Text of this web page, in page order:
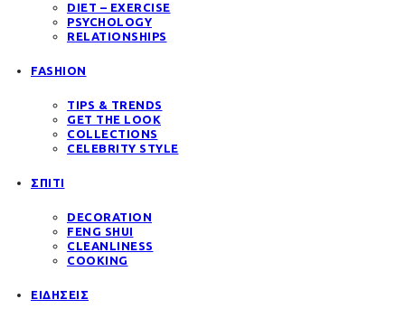
DIET – EXERCISE
PSYCHOLOGY
RELATIONSHIPS
FASHION
TIPS & TRENDS
GET THE LOOK
COLLECTIONS
CELEBRITY STYLE
ΣΠΙΤΙ
DECORATION
FENG SHUI
CLEANLINESS
COOKING
ΕΙΔΗΣΕΙΣ